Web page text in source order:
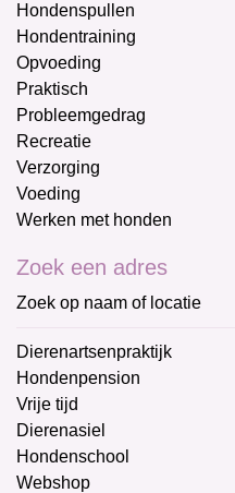
Hondenspullen
Hondentraining
Opvoeding
Praktisch
Probleemgedrag
Recreatie
Verzorging
Voeding
Werken met honden
Zoek een adres
Zoek op naam of locatie
Dierenartsenpraktijk
Hondenpension
Vrije tijd
Dierenasiel
Hondenschool
Webshop